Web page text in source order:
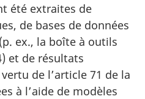
été extraites de
de bases de données
ex., la boîte à outils
et de résultats
de l’article 71 de la
à l’aide de modèles